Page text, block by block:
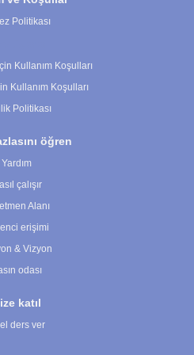
Politikası
Kullanım Koşulları
Kullanım Koşulları
Politikası
öğren
Yardım
çalışır
Alanı
erişimi
& Vizyon
odası
katıl
ders ver